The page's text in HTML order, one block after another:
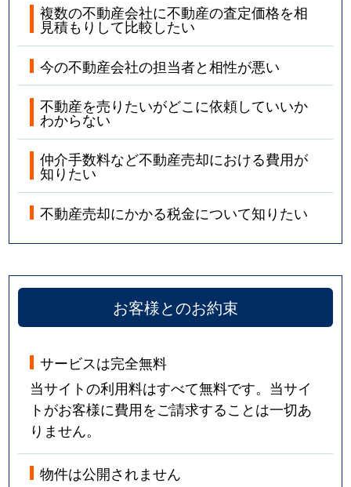
複数の不動産会社に不動産の査定価格を相
見積もりして比較したい
今の不動産会社の担当者と相性が悪い
不動産を売りたいがどこに依頼していいか
わからない
仲介手数料など不動産売却における費用が
知りたい
不動産売却にかかる税金について知りたい
お客様とのお約束
サービスは完全無料
当サイトの利用料はすべて無料です。当サイ
トがお客様に費用をご請求することは一切あ
りません。
物件は公開されません